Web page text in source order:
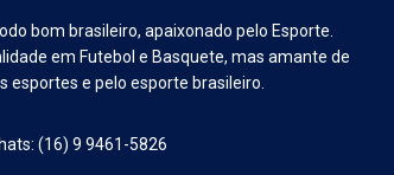
bom brasileiro, apaixonado pelo Esporte.
em Futebol e Basquete, mas amante de
esportes e pelo esporte brasileiro.
(16) 9 9461-5826